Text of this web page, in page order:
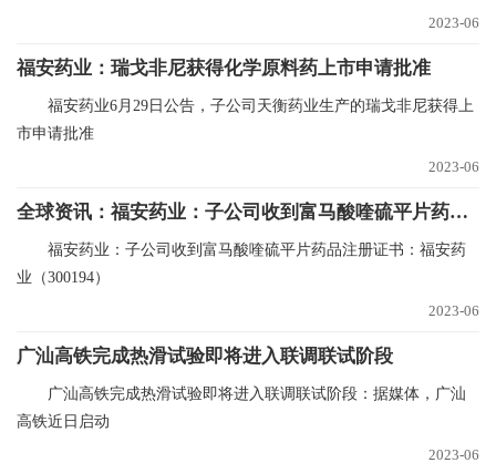
2023-06
福安药业：瑞戈非尼获得化学原料药上市申请批准
福安药业6月29日公告，子公司天衡药业生产的瑞戈非尼获得上
市申请批准
2023-06
全球资讯：福安药业：子公司收到富马酸喹硫平片药品注册证书
福安药业：子公司收到富马酸喹硫平片药品注册证书：福安药
业（300194）
2023-06
广汕高铁完成热滑试验即将进入联调联试阶段
广汕高铁完成热滑试验即将进入联调联试阶段：据媒体，广汕
高铁近日启动
2023-06